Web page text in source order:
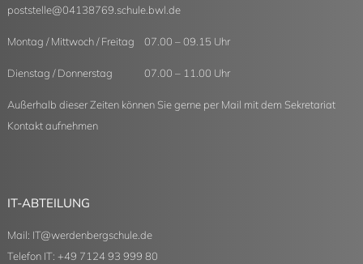
poststelle@04138769.schule.bwl.de
Montag / Mittwoch / Freitag 07.00 – 09.15 Uhr
Dienstag / Donnerstag 07.00 – 11.00 Uhr
Außerhalb dieser Zeiten können Sie gerne per Mail mit dem Sekretariat
Kontakt aufnehmen
IT-ABTEILUNG
Mail: IT@werdenbergschule.de
Telefon IT: +49 7124 93 999 80